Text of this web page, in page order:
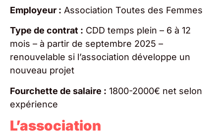
Employeur : Association Toutes des Femmes
Type de contrat : CDD temps plein – 6 à 12
mois – à partir de septembre 2025 –
renouvelable si l’association développe un
nouveau projet
Fourchette de salaire : 1800-2000€ net selon
expérience
L’association